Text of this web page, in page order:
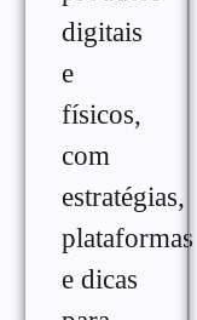
digitais
e
físicos,
com
estratégias,
plataformas
e dicas